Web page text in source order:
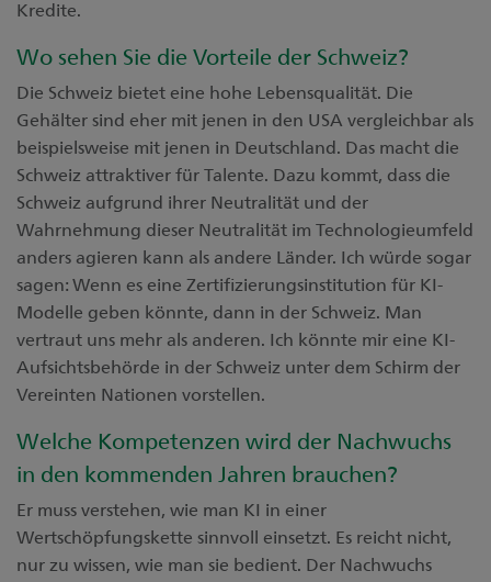
Kredite.
Wo sehen Sie die Vorteile der Schweiz?
Die Schweiz bietet eine hohe Lebensqualität. Die
Gehälter sind eher mit jenen in den USA vergleichbar als
beispielsweise mit jenen in Deutschland. Das macht die
Schweiz attraktiver für Talente. Dazu kommt, dass die
Schweiz aufgrund ihrer Neutralität und der
Wahrnehmung dieser Neutralität im Technologieumfeld
anders agieren kann als andere Länder. Ich würde sogar
sagen: Wenn es eine Zertifizierungsinstitution für KI-
Modelle geben könnte, dann in der Schweiz. Man
vertraut uns mehr als anderen. Ich könnte mir eine KI-
Aufsichtsbehörde in der Schweiz unter dem Schirm der
Vereinten Nationen vorstellen.
Welche Kompetenzen wird der Nachwuchs
in den kommenden Jahren brauchen?
Er muss verstehen, wie man KI in einer
Wertschöpfungskette sinnvoll einsetzt. Es reicht nicht,
nur zu wissen, wie man sie bedient. Der Nachwuchs